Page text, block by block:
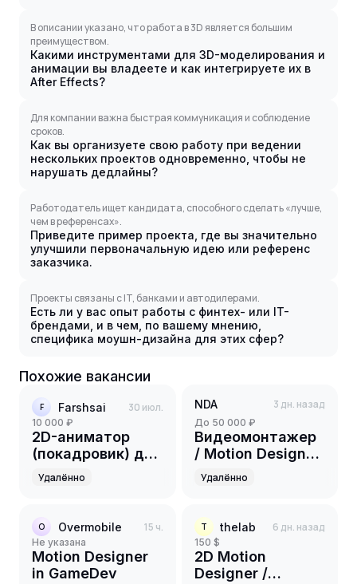
В описании указано, что работа в 3D является большим
преимуществом.
Какими инструментами для 3D-моделирования и
анимации вы владеете и как интегрируете их в
After Effects?
Для компании важна быстрая коммуникация и соблюдение
сроков.
Как вы организуете свою работу при ведении
нескольких проектов одновременно, чтобы не
нарушать дедлайны?
Работодатель ищет кандидата, способного сделать «лучше,
чем в референсах».
Приведите пример проекта, где вы значительно
улучшили первоначальную идею или референс
заказчика.
Проекты связаны с IT, банками и автодилерами.
Есть ли у вас опыт работы с финтех- или IT-
брендами, и в чем, по вашему мнению,
специфика моушн-дизайна для этих сфер?
Похожие вакансии
F Farshsai 30 июл.
10 000 ₽
2D-аниматор
(покадровик) для
YouTube-канала
Удалённо
NDA 3 дн. назад
до 50 000 ₽
Видеомонтажер
/ Motion Designer
(AI)
Удалённо
O Overmobile 15 ч.
Не указана
Motion Designer
in GameDev
T thelab 6 дн. назад
150 $
2D Motion
Designer /